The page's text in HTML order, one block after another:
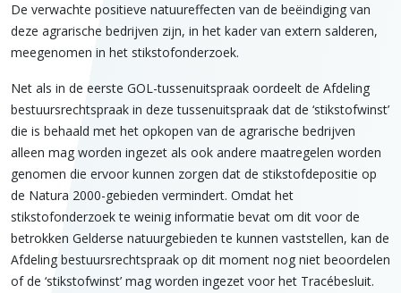
De verwachte positieve natuureffecten van de beëindiging van
deze agrarische bedrijven zijn, in het kader van extern salderen,
meegenomen in het stikstofonderzoek.
Net als in de eerste GOL-tussenuitspraak oordeelt de Afdeling
bestuursrechtspraak in deze tussenuitspraak dat de ‘stikstofwinst’
die is behaald met het opkopen van de agrarische bedrijven
alleen mag worden ingezet als ook andere maatregelen worden
genomen die ervoor kunnen zorgen dat de stikstofdepositie op
de Natura 2000-gebieden vermindert. Omdat het
stikstofonderzoek te weinig informatie bevat om dit voor de
betrokken Gelderse natuurgebieden te kunnen vaststellen, kan de
Afdeling bestuursrechtspraak op dit moment nog niet beoordelen
of de ‘stikstofwinst’ mag worden ingezet voor het Tracébesluit.